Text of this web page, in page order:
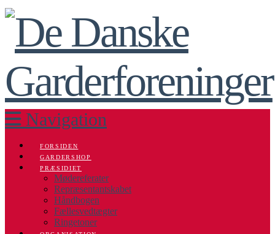
Navigation
FORSIDEN
GARDERSHOP
PRÆSIDIET
Mødereferater
Repræsentantskabet
Håndbogen
Fællesvedtægter
Ringetoner